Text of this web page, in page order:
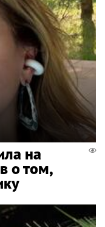
на
о том,